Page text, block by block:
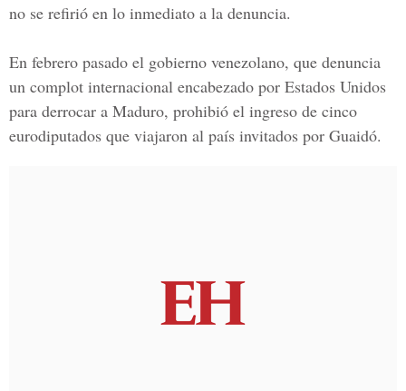
no se refirió en lo inmediato a la denuncia.
En febrero pasado el gobierno venezolano, que denuncia
un complot internacional encabezado por Estados Unidos
para derrocar a Maduro, prohibió el ingreso de cinco
eurodiputados que viajaron al país invitados por Guaidó.